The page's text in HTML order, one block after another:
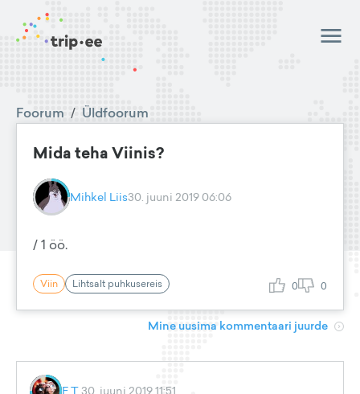
Foorum / Üldfoorum
Mida teha Viinis?
Mihkel Liis30. juuni 2019 06:06
/ 1 öö.
Viin Lihtsalt puhkusereis 0 0
Mine uusima kommentaari juurde
E.T.30. juuni 2019 11:51